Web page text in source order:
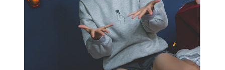
2. Pilihan kaedah pembayaran "Pembayaran Ansuran Gogo", selepas
pesanan ditubuhkan, akan secara automatik dialihkan ke proses
transaksi Gogo, selepas pengesahan nombor telefon, pilih bilangan
ansuran yang diingini, tarikh akhir pembayaran, dan setelah
mengesahkan pembayaran, transaksi akan selesai.
3. Jumlah kelulusan sebenar, bilangan ansuran dan jumlah bayaran
adalah berdasarkan halaman pengesahan transaksi seterusnya.
4. Dalam masa 30 minit selepas pesanan ditubuhkan, jika tidak pergi
oleh AFTEE, sila jangan gunakan perkhidmatan ini.